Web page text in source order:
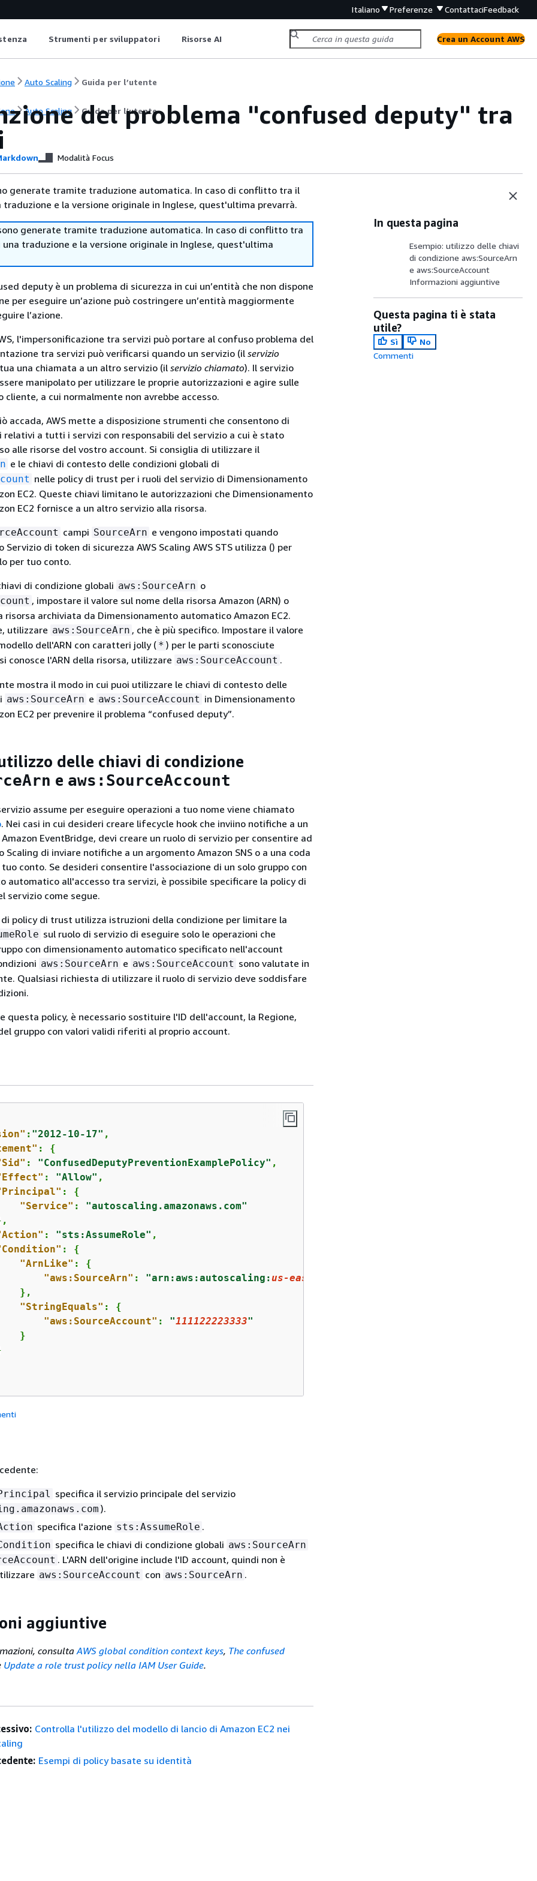
Italiano Preferenze ContattaciFeedback
Strumenti per sviluppatori Risorse AI Crea un Account AWS
Auto Scaling Guida per l’utente
Auto Scaling Guida per l’utente
del problema "confused deputy" tra
Modalità Focus
generate tramite traduzione automatica. In caso di conflitto tra il
e la versione originale in Inglese, quest'ultima prevarrà.
generate tramite traduzione automatica. In caso di conflitto tra
traduzione e la versione originale in Inglese, quest'ultima
deputy è un problema di sicurezza in cui un’entità che non dispone
per eseguire un’azione può costringere un’entità maggiormente
l’azione.
l'impersonificazione tra servizi può portare al confuso problema del
tra servizi può verificarsi quando un servizio (il servizio
una chiamata a un altro servizio (il servizio chiamato). Il servizio
manipolato per utilizzare le proprie autorizzazioni e agire sulle
cliente, a cui normalmente non avrebbe accesso.
accada, AWS mette a disposizione strumenti che consentono di
a tutti i servizi con responsabili del servizio a cui è stato
alle risorse del vostro account. Si consiglia di utilizzare il
e le chiavi di contesto delle condizioni globali di
nelle policy di trust per i ruoli del servizio di Dimensionamento
EC2. Queste chiavi limitano le autorizzazioni che Dimensionamento
EC2 fornisce a un altro servizio alla risorsa.
campi SourceArn e vengono impostati quando
Servizio di token di sicurezza AWS Scaling AWS STS utilizza () per
per tuo conto.
di condizione globali aws:SourceArn o
, impostare il valore sul nome della risorsa Amazon (ARN) o
risorsa archiviata da Dimensionamento automatico Amazon EC2.
utilizzare aws:SourceArn , che è più specifico. Impostare il valore
dell'ARN con caratteri jolly ( * ) per le parti sconosciute
conosce l'ARN della risorsa, utilizzare aws:SourceAccount .
mostra il modo in cui puoi utilizzare le chiavi di contesto delle
aws:SourceArn e aws:SourceAccount in Dimensionamento
EC2 per prevenire il problema “confused deputy”.
delle chiavi di condizione
e aws:SourceAccount
assume per eseguire operazioni a tuo nome viene chiamato
. Nei casi in cui desideri creare lifecycle hook che inviino notifiche a un
EventBridge, devi creare un ruolo di servizio per consentire ad
Scaling di inviare notifiche a un argomento Amazon SNS o a una coda
tuo conto. Se desideri consentire l'associazione di un solo gruppo con
automatico all'accesso tra servizi, è possibile specificare la policy di
servizio come segue.
policy di trust utilizza istruzioni della condizione per limitare la
sul ruolo di servizio di eseguire solo le operazioni che
con dimensionamento automatico specificato nell'account
aws:SourceArn e aws:SourceAccount sono valutate in
Qualsiasi richiesta di utilizzare il ruolo di servizio deve soddisfare
questa policy, è necessario sostituire l'ID dell'account, la Regione,
gruppo con valori validi riferiti al proprio account.
: "2012-10-17" ,
: {
: "ConfusedDeputyPreventionExamplePolicy" ,
: "Allow" ,
: {
"Service" : "autoscaling.amazonaws.com"
: "sts:AssumeRole" ,
: {
"ArnLike" : {
"aws:SourceArn" : "arn:aws:autoscaling:us-east-1
},
"StringEquals" : {
"aws:SourceAccount" : "111122223333"
}
specifica il servizio principale del servizio
).
specifica l'azione sts:AssumeRole .
specifica le chiavi di condizione globali aws:SourceArn
. L'ARN dell'origine include l'ID account, quindi non è
aws:SourceAccount con aws:SourceArn .
aggiuntive
consultaAWS global condition context keys, The confused
Update a role trust policy nella IAM User Guide.
In questa pagina
Esempio: utilizzo delle chiavi
di condizione aws:SourceArn
e aws:SourceAccount
Informazioni aggiuntive
Questa pagina ti è stata
utile?
Sì
No
Commenti
Controlla l'utilizzo del modello di lancio di Amazon EC2 nei
Esempi di policy basate su identità